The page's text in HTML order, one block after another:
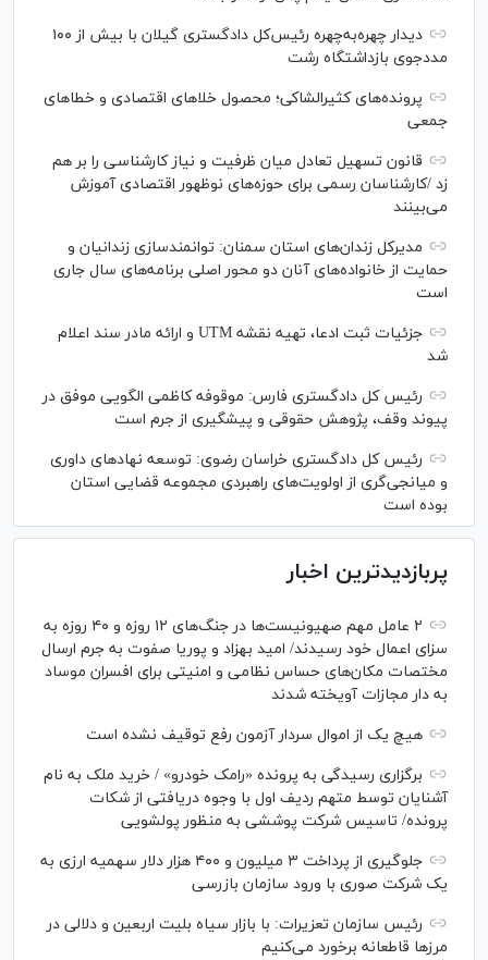
دیدار چهره‌به‌چهره رئیس‌کل دادگستری گیلان با بیش از ۱۰۰
مددجوی بازداشتگاه رشت
پرونده‌های کثیرالشاکی؛ محصول خلا‌های اقتصادی و خطا‌های
جمعی
قانون تسهیل تعادل میان ظرفیت و نیاز کارشناسی را بر هم
زد /کارشناسان رسمی برای حوزه‌های نوظهور اقتصادی آموزش
می‌بینند
مدیرکل زندان‌های استان سمنان: توانمندسازی زندانیان و
حمایت از خانواده‌های آنان دو محور اصلی برنامه‌های سال جاری
است
جزئیات ثبت ادعا، تهیه نقشه UTM و ارائه مادر سند اعلام
شد
رئیس کل دادگستری فارس: موقوفه کاظمی الگویی موفق در
پیوند وقف، پژوهش حقوقی و پیشگیری از جرم است
رئیس کل دادگستری خراسان رضوی: توسعه نهاد‌های داوری
و میانجی‌گری از اولویت‌های راهبردی مجموعه قضایی استان
بوده است
پربازدیدترین اخبار
۲ عامل مهم صهیونیست‌ها در جنگ‌های ۱۲ روزه و ۴۰ روزه به
سزای اعمال خود رسیدند/ امید بهزاد و پوریا صفوت به جرم ارسال
مختصات مکان‌های حساس نظامی و امنیتی برای افسران موساد
به دار مجازات آویخته شدند
هیچ یک از اموال سردار آزمون رفع توقیف نشده است
برگزاری رسیدگی به پرونده «رامک خودرو» / خرید ملک به نام
آشنایان توسط متهم ردیف اول با وجوه دریافتی از شکات
پرونده/ تاسیس شرکت پوششی به منظور پولشویی
جلوگیری از پرداخت ۳ میلیون و ۴۰۰ هزار دلار سهمیه ارزی به
یک شرکت صوری با ورود سازمان بازرسی
رئیس سازمان تعزیرات: با بازار سیاه بلیت اربعین و دلالی در
مرز‌ها قاطعانه برخورد می‌کنیم